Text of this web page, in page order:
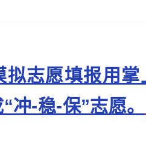
拟志愿填报用
冲-稳-保”志愿。